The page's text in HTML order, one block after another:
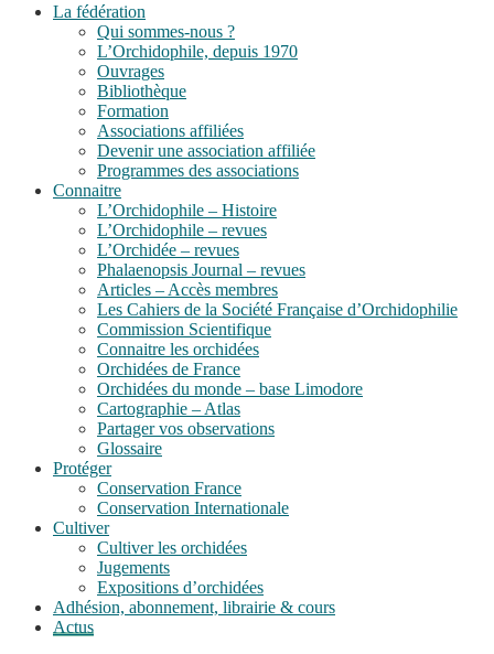
La fédération
Qui sommes-nous ?
L’Orchidophile, depuis 1970
Ouvrages
Bibliothèque
Formation
Associations affiliées
Devenir une association affiliée
Programmes des associations
Connaitre
L’Orchidophile – Histoire
L’Orchidophile – revues
L’Orchidée – revues
Phalaenopsis Journal – revues
Articles – Accès membres
Les Cahiers de la Société Française d’Orchidophilie
Commission Scientifique
Connaitre les orchidées
Orchidées de France
Orchidées du monde – base Limodore
Cartographie – Atlas
Partager vos observations
Glossaire
Protéger
Conservation France
Conservation Internationale
Cultiver
Cultiver les orchidées
Jugements
Expositions d’orchidées
Adhésion, abonnement, librairie & cours
Actus